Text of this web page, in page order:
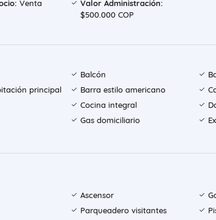
Venta
Valor Administración:
$500.000 COP
Balcón
principal
Barra estilo americano
Cocina integral
Gas domiciliario
Ascensor
Parqueadero visitantes